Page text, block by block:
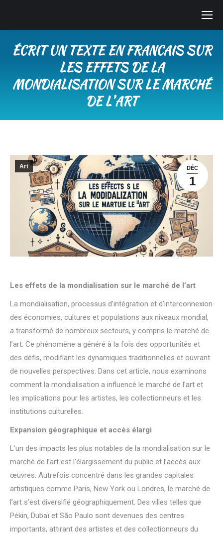
ÉCRIT UN TEXTE EN FRANCAIS SUR
LES EFFETS DE LA
MONDIALISATION SUR LE MARCHÉ
DE LʼART
DÉC
1
Art
Les effets de la mondialisation sur le marché de l’art
La mondialisation, processus d’intégration et d’interconnexion
des économies, cultures et populations aux niveaux mondial,
a transformé de nombreux secteurs, y compris le marché de
l’art. Ce phénomène a généré à la fois des opportunités et
des défis, modifiant les dynamiques traditionnelles et ouvrant
de nouvelles perspectives. Dans cet article, nous examinons
comment la mondialisation a influencé le marché de l’art et
les implications pour les artistes, les collectionneurs et les
institutions culturelles.
Expansion géographique et accès élargi
L’un des impacts les plus notables de la mondialisation sur le
marché de l’art est l’élargissement du public et l’accès aux
œuvres. Autrefois concentré dans les grandes capitales
artistiques comme Paris, New York ou Londres, le marché de
l’art s’est diversifié géographiquement. Des villes telles que
Pékin, Dubaï et São Paulo sont devenues des centres
importants, attirant des artistes et des collectionneurs du